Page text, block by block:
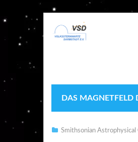
DAS MAGNETFELD
Smithsonian